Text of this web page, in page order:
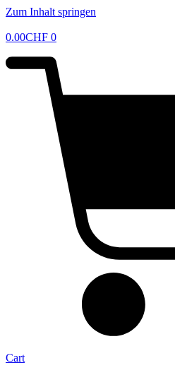
Zum Inhalt springen
0.00CHF 0
Cart